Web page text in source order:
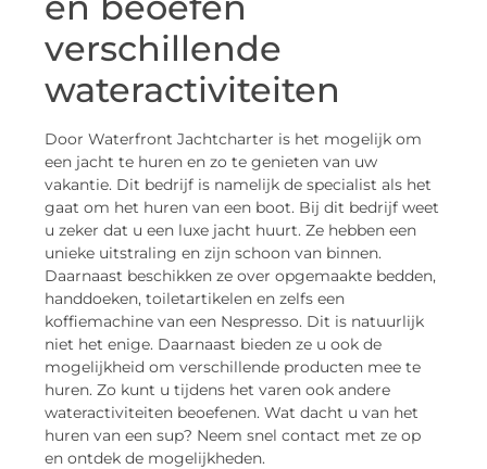
verschillende
wateractiviteiten
Door Waterfront Jachtcharter is het mogelijk om
een jacht te huren en zo te genieten van uw
vakantie. Dit bedrijf is namelijk de specialist als het
gaat om het huren van een boot. Bij dit bedrijf weet
u zeker dat u een luxe jacht huurt. Ze hebben een
unieke uitstraling en zijn schoon van binnen.
Daarnaast beschikken ze over opgemaakte bedden,
handdoeken, toiletartikelen en zelfs een
koffiemachine van een Nespresso. Dit is natuurlijk
niet het enige. Daarnaast bieden ze u ook de
mogelijkheid om verschillende producten mee te
huren. Zo kunt u tijdens het varen ook andere
wateractiviteiten beoefenen. Wat dacht u van het
huren van een sup? Neem snel contact met ze op
en ontdek de mogelijkheden.